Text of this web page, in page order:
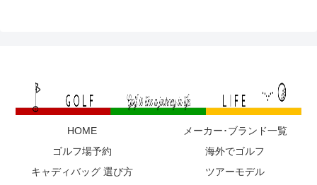
HOME
メーカー･ブランド一覧
ゴルフ場予約
海外でゴルフ
キャディバッグ 選び方
ツアーモデル